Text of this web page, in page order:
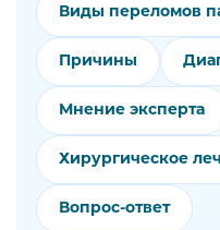
Виды переломов
Причины
Мнение эксперта
Хирургическое
Вопрос-ответ